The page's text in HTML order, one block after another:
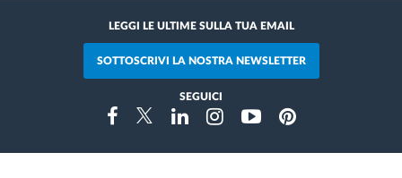
LEGGI LE ULTIME SULLA TUA EMAIL
SOTTOSCRIVI LA NOSTRA NEWSLETTER
SEGUICI
FacebookTwitterLinkedinInstragramYoutubePinterest